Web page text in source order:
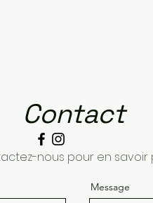
Contact
nous pour en savoir
Message